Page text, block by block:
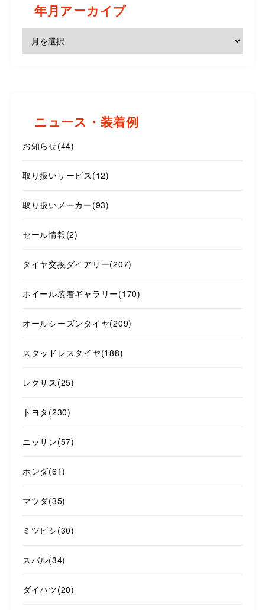
年月アーカイブ
ニュース・装着例
お知らせ(44)
取り扱いサービス (12)
取り扱いメーカー(93)
セール情報(2)
タイヤ交換ダイアリー(207)
ホイール装着ギャラリー(170)
オールシーズンタイヤ(209)
スタッドレスタイヤ(188)
レクサス (25)
トヨタ (230)
ニッサン(57)
ホンダ(61)
マツダ(35)
ミツビシ(30)
スバル(34)
ダイハツ(20)